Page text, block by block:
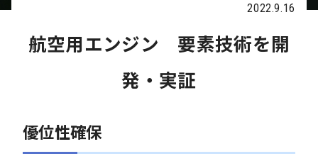
2022.9.16
航空用エンジン 要素技術を開
発・実証
優位性確保